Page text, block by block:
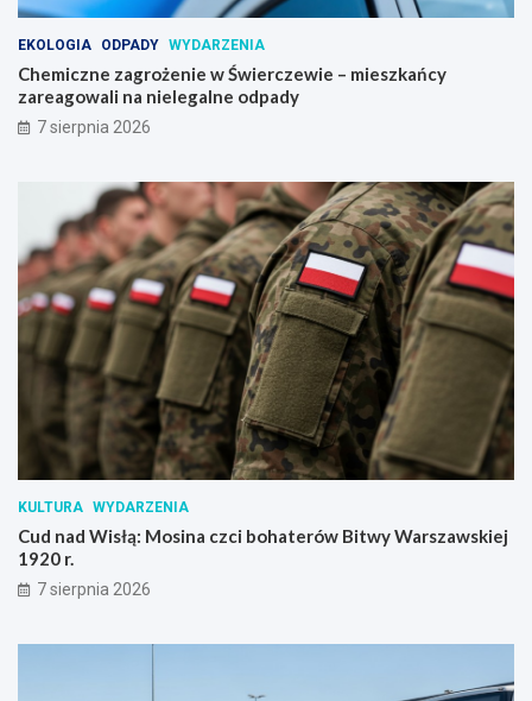
EKOLOGIA ODPADY WYDARZENIA
Chemiczne zagrożenie w Świerczewie – mieszkańcy
zareagowali na nielegalne odpady
7 sierpnia 2026
KULTURA WYDARZENIA
Cud nad Wisłą: Mosina czci bohaterów Bitwy Warszawskiej
1920 r.
7 sierpnia 2026